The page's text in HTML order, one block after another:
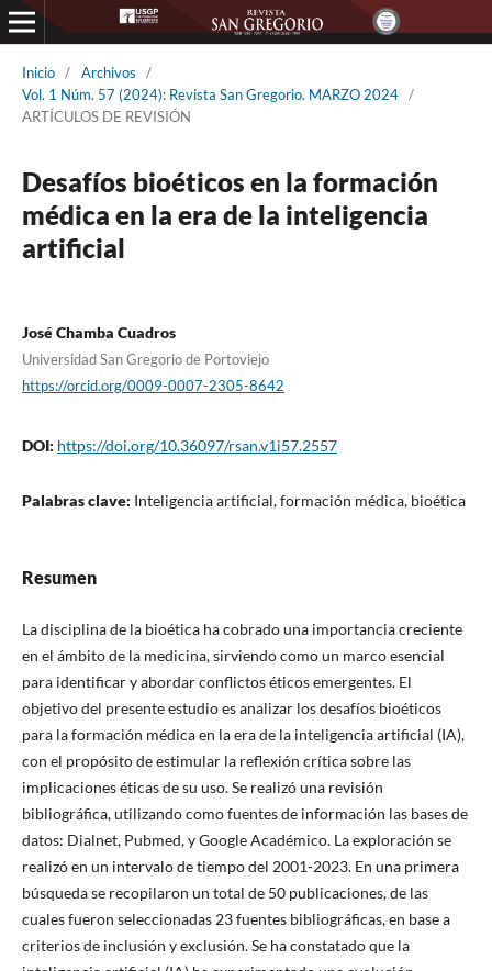
Inicio / Archivos
/
Vol. 1 Núm. 57 (2024): Revista San Gregorio. MARZO 2024 /
ARTÍCULOS DE REVISIÓN
Desafíos bioéticos en la formación
médica en la era de la inteligencia
artificial
José Chamba Cuadros
Universidad San Gregorio de Portoviejo
https://orcid.org/0009-0007-2305-8642
DOI: https://doi.org/10.36097/rsan.v1i57.2557
Palabras clave: Inteligencia artificial, formación médica, bioética
Resumen
La disciplina de la bioética ha cobrado una importancia creciente
en el ámbito de la medicina, sirviendo como un marco esencial
para identificar y abordar conflictos éticos emergentes. El
objetivo del presente estudio es analizar los desafíos bioéticos
para la formación médica en la era de la inteligencia artificial (IA),
con el propósito de estimular la reflexión crítica sobre las
implicaciones éticas de su uso. Se realizó una revisión
bibliográfica, utilizando como fuentes de información las bases de
datos: Dialnet, Pubmed, y Google Académico. La exploración se
realizó en un intervalo de tiempo del 2001-2023. En una primera
búsqueda se recopilaron un total de 50 publicaciones, de las
cuales fueron seleccionadas 23 fuentes bibliográficas, en base a
criterios de inclusión y exclusión. Se ha constatado que la